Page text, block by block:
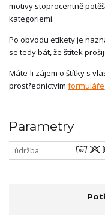
motivy stoprocentně
kategoriemi.
Po obvodu etikety je
se tedy bát, že štítek
Máte-li zájem o štítky s
prostřednictvím formuláře
Parametry
údržba